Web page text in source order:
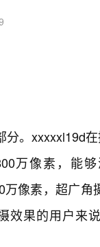
。xxxxxl19d
万像素，能
像素，超广角
果的用户来